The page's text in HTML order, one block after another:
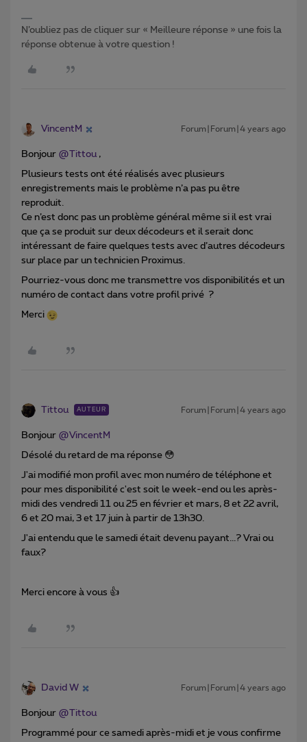
N’oubliez pas de cliquer sur « Meilleure réponse » une fois la
réponse obtenue à votre question !
VincentM Forum|Forum|4 years ago
Bonjour @Tittou,
Plusieurs tests ont été réalisés avec plusieurs
enregistrements mais le problème n’a pas pu être
reproduit.
Ce n’est donc pas un problème général même si il est vrai
que ça se produit sur deux décodeurs et il serait donc
intéressant de faire quelques tests avec d’autres décodeurs
sur place par un technicien Proximus.
Pourriez-vous donc me transmettre vos disponibilités et un
numéro de contact dans votre profil privé ?
Merci
Tittou AUTEUR Forum|Forum|4 years ago
Bonjour @VincentM
Désolé du retard de ma réponse 😳
J'ai modifié mon profil avec mon numéro de téléphone et
pour mes disponibilité c'est soit le week-end ou les après-
midi des vendredi 11 ou 25 en février et mars, 8 et 22 avril,
6 et 20 mai, 3 et 17 juin à partir de 13h30.
J'ai entendu que le samedi était devenu payant...? Vrai ou
faux?
Merci encore à vous 👍
David W Forum|Forum|4 years ago
Bonjour @Tittou
Programmé pour ce samedi après-midi et je vous confirme